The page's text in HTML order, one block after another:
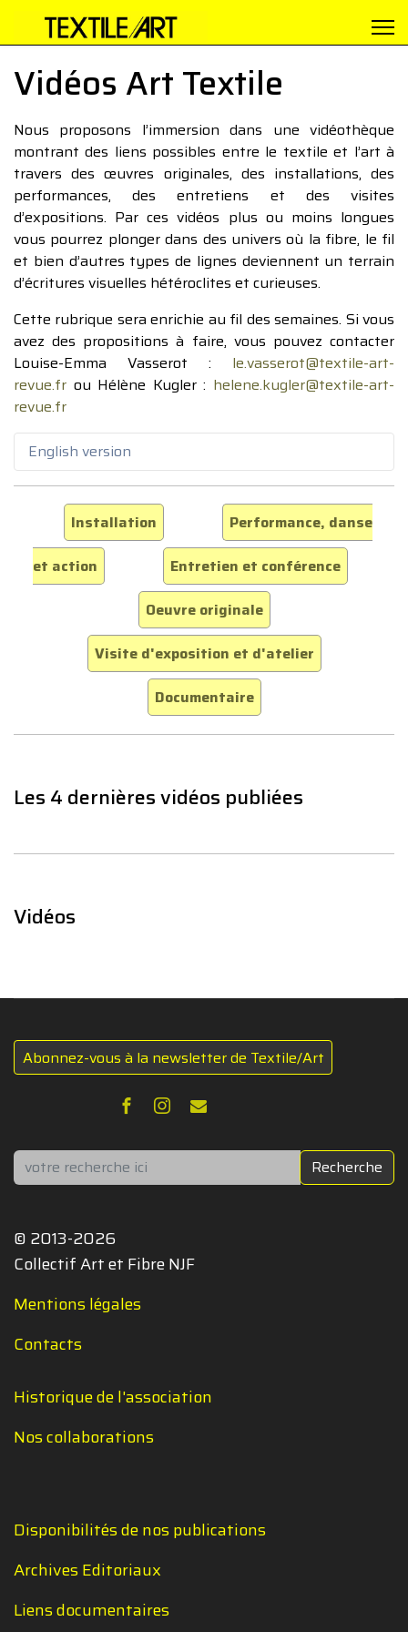
Vidéos Art Textile
Nous proposons l’immersion dans une vidéothèque
montrant des liens possibles entre le textile et l’art à
travers des œuvres originales, des installations, des
performances, des entretiens et des visites
d’expositions. Par ces vidéos plus ou moins longues
vous pourrez plonger dans des univers où la fibre, le fil
et bien d’autres types de lignes deviennent un terrain
d’écritures visuelles hétéroclites et curieuses.
Cette rubrique sera enrichie au fil des semaines. Si vous
avez des propositions à faire, vous pouvez contacter
Louise-Emma Vasserot : le.vasserot@textile-art-
revue.fr ou Hélène Kugler : helene.kugler@textile-art-
revue.fr
English version
Installation
Performance, danse
et action
Entretien et conférence
Oeuvre originale
Visite d'exposition et d'atelier
Documentaire
Les 4 dernières vidéos publiées
Vidéos
Abonnez-vous à la newsletter de Textile/Art
Rechercher Recherche
© 2013-2026
Collectif Art et Fibre NJF
Mentions légales
Contacts
Historique de l'association
Nos collaborations
Disponibilités de nos publications
Archives Editoriaux
Liens documentaires